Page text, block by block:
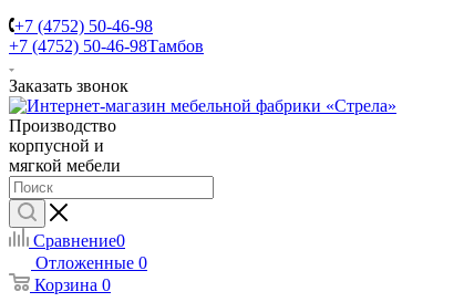
+7 (4752) 50-46-98
+7 (4752) 50-46-98Тамбов
Заказать звонок
Производство
корпусной и
мягкой мебели
Сравнение0
Отложенные 0
Корзина 0